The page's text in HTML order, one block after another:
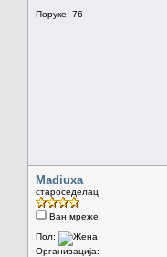
Поруке: 76
Madiuxa
староседелац
Ван мреже
Пол:
Организација: